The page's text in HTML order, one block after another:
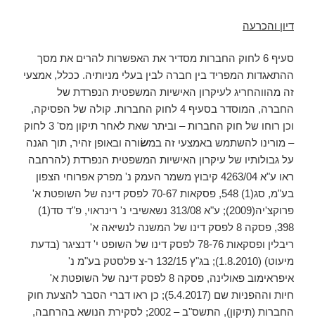
דיון והכרעה
סעיף 6 לחוק החברות מסדיר את האפשרות להרים את מסך
ההתאגדות המפריד בין חברה לבין בעלי מניותיה. ככלל, אמצעי
זה מהווהחריג לעיקרון האישיות המשפטית הנפרדת של
החברה, המוסדר בסעיף 4 לחוק החברות. קולה של הפסיקה,
וכן רוחו של חוק החברות – וביתר שאת לאחר תיקון מס' 3 לחוק
– מורינו להשתמש באמצעי זה במשׂורה ובאופן זהיר, תוך הגנה
על גבולותיו של עיקרון האישיות המשפטית הנפרדת (להרחבה
ראו ע"א 4263/04 קיבוץ משמר העמק נ' מפרק אפרוחי הצפון
בע"מ, סג(1) 548, פסקאות 70-67 לפסק דינה של השופטת א'
פרוקצ'יה(2009); ע"א 313/08 נשאשיבי נ' רינראוי, פ"ד סד(1)
398, פסקה 8 לפסק דינו של המשנה לנשיאה א'
ריבלין ופסקאות 78-76 לפסק דינו של השופט י' דנציגר (בדעת
מיעוט) (1.8.2010); בג"ץ 132/15 ר-צ פלסטק בע"מ נ'
איפראימוב פאולינה, פסקה 8 לפסק דינה של השופטת א'
חיות וההפניות שם (5.4.2017); כן ראו דברי הסבר להצעת חוק
החברות (תיקון), התשס"ב – 2002; לסקירת הנושא בהרחבה,